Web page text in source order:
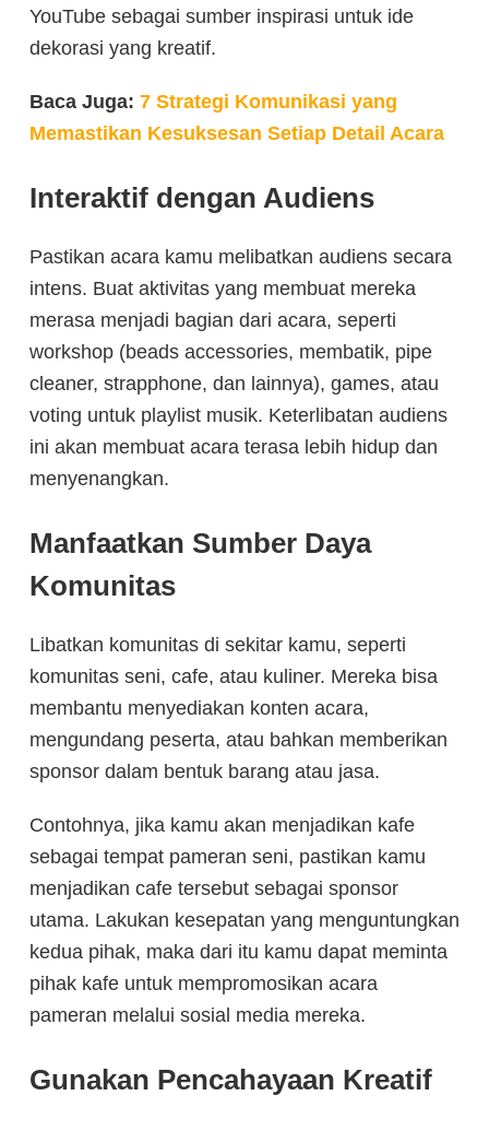
YouTube sebagai sumber inspirasi untuk ide
dekorasi yang kreatif.
Baca Juga: 7 Strategi Komunikasi yang
Memastikan Kesuksesan Setiap Detail Acara
Interaktif dengan Audiens
Pastikan acara kamu melibatkan audiens secara
intens. Buat aktivitas yang membuat mereka
merasa menjadi bagian dari acara, seperti
workshop (beads accessories, membatik, pipe
cleaner, strapphone, dan lainnya), games, atau
voting untuk playlist musik. Keterlibatan audiens
ini akan membuat acara terasa lebih hidup dan
menyenangkan.
Manfaatkan Sumber Daya
Komunitas
Libatkan komunitas di sekitar kamu, seperti
komunitas seni, cafe, atau kuliner. Mereka bisa
membantu menyediakan konten acara,
mengundang peserta, atau bahkan memberikan
sponsor dalam bentuk barang atau jasa.
Contohnya, jika kamu akan menjadikan kafe
sebagai tempat pameran seni, pastikan kamu
menjadikan cafe tersebut sebagai sponsor
utama. Lakukan kesepatan yang menguntungkan
kedua pihak, maka dari itu kamu dapat meminta
pihak kafe untuk mempromosikan acara
pameran melalui sosial media mereka.
Gunakan Pencahayaan Kreatif